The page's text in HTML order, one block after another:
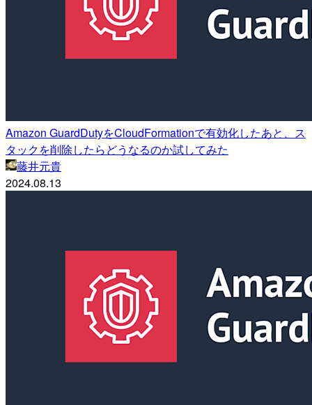
Amazon GuardDutyをCloudFormationで有効化したあと、ス
タックを削除したらどうなるのか試してみた
藤井元貴
2024.08.13